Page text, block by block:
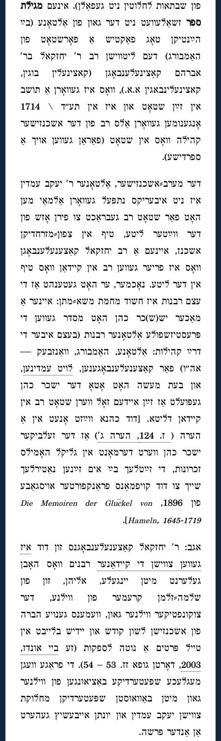
פון שבתאות לחלוטין ניט געפאַלן). אינעם מגילת
ספר זשאַלעוועט ניט דער גאון פון אַלטאָנע (בײַ
הײַנטיקן טאָג פאַקטיש אַ פאָרשטאָט פון
האַמבורג) דעם ליטווישן רב ר′ יחזקאל בר′
אברהם קאַצינעלענבאָגן (קאצינעלין בוגין,
קאצינעלינבאגין א.א.), וואָס איז געוואָרן אַ תושב
אין זײַן שטאָט און איז אין תע״ד \ 1714
אָנגענומען געוואָרן אַלס רב פון דער אשכנזישער
קהילה וואָס אין שטאָט (פאַראַן געווען אויך אַ
ספרדישע).
דער מערב⸗אשכנזישער, אַלטאָנער ר′ יעקב עמדין
איז ניט איבעריקס נתפּעל געוואָרן אַלמאַי מען
האָט פאַר שטאָט רב געבראַכט צו פירן אָזש פון
דער ווײַטער ליטע, טיף אין צפון⸗מזרחדיקן
אשכנז, איינעם אַ רב יחזקאל קאַצענעלענבאָגן
וואָס איז פריער געווען רב אין קיידאַן וואָס טיף
אין דער ליטע. נאָכמער, ער האָט געטענהט אַז די
עצם רבנות איז חשוד מחמת משא⸗מתן: איינער אַ
מאַכער יש(ש)כר כהן האָט מסדר געווען די
פּרעסטיזשפולע אַלטאָנער רבנות (בעצם איבער די
דרײַ קהילות: אַלטאָנע, האַמבורג, וואַנזבעק —
אה״ו) פאַר קאַצענעלענבאָגענען, לויט עמדינען,
און בעת מעשה האָט אָטאָ דער ישכר כהן
געפּועלט אַז זײַן איידעם זאָל ווערן שטאָט רב אין
קיידאן דליטא. [דוד כהנא ווײַזט אָנעט אין אַ
הערה ( ז. 124 , הערה ג′) אַז דער זעלביקער
ישכר כהן ווערט דערמאָנט אין גליקל האָמילס
זכרונות, די זײַטלעך בײַ אים זײַנען נאַטירלעך
שייך צו דוד קויפמאַנס פראַנקפורטער אויסגאַבע
פון 1896,
Die Memoiren der Glückel von
Hameln, 1645-1719
].
אגב: ר′ יחזקאל קאַצענעלענבאָגנס זון דוד איז
געווען צווישן די קיידאַנער רבנים וואָס האָבן
געלערנט מיטן יינגעלע, אליהן, זון פון
שלמה⸗זלמן קרעמער פון ווילנע, דער
צוקונפטיקער ווילנער גאון, וועמענס גענויע הברה
פון אשכנזישן לשון קודש און יידיש בלייבט אין
טייל פּרטים אַ נוטה לספקות (זע ביי אונדז,
2003
, דאָרטן גופא זז. 53 – 54). די פראַגע וועגן
מעגלעכע שפּעטערדיקע באַציאונגען פון ווילנער
גאון מיטן באַוואוסטן שפּעטערדיקן מחלוקת
צווישן יעקב עמדין און יונתן אייבעשיץ געהערט
אַן אַנדער פּרשה.